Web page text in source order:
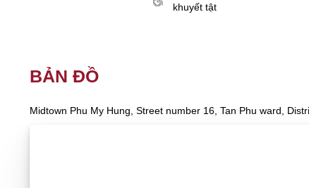
khuyết tật
BẢN ĐỒ
Midtown Phu My Hung, Street number 16, Tan Phu ward,